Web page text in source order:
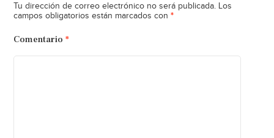
Tu dirección de correo electrónico no será publicada. Los
campos obligatorios están marcados con *
Comentario *